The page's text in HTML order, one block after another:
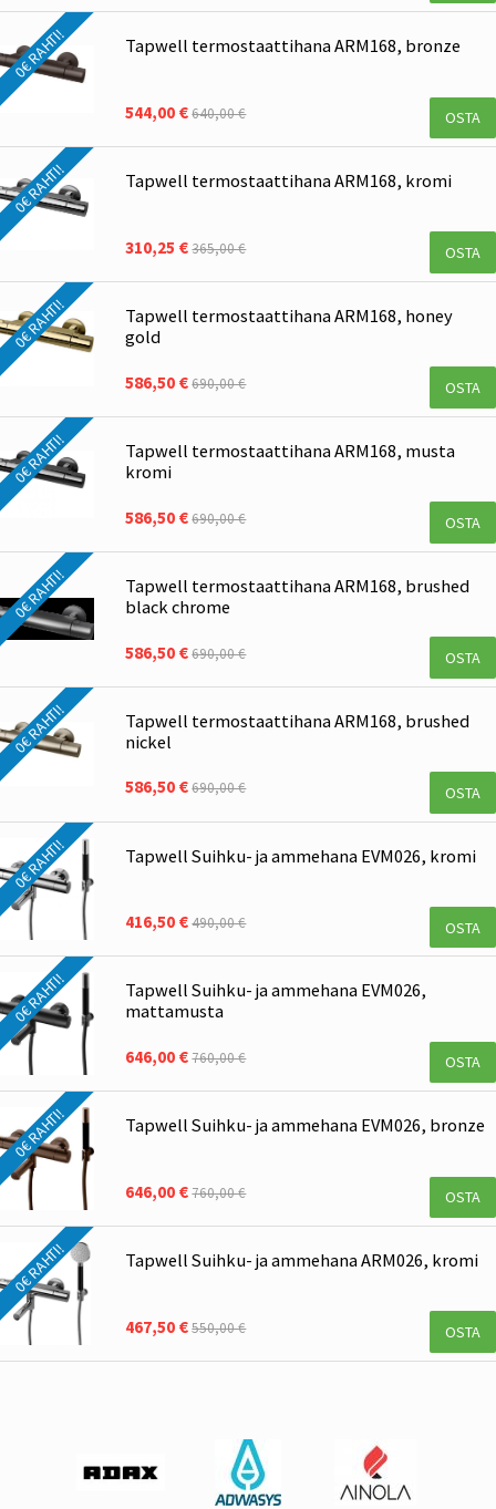
0€ RAHTI! Tapwell termostaattihana ARM168, bronze
544,00 €640,00 € OSTA
0€ RAHTI! Tapwell termostaattihana ARM168, kromi
310,25 €365,00 € OSTA
0€ RAHTI!
Tapwell termostaattihana ARM168, honey
gold
586,50 €690,00 € OSTA
0€ RAHTI!
Tapwell termostaattihana ARM168, musta
kromi
586,50 €690,00 € OSTA
0€ RAHTI!
Tapwell termostaattihana ARM168, brushed
black chrome
586,50 €690,00 € OSTA
0€ RAHTI!
Tapwell termostaattihana ARM168, brushed
nickel
586,50 €690,00 € OSTA
0€ RAHTI! Tapwell Suihku- ja ammehana EVM026, kromi
416,50 €490,00 € OSTA
0€ RAHTI!
Tapwell Suihku- ja ammehana EVM026,
mattamusta
646,00 €760,00 € OSTA
0€ RAHTI! Tapwell Suihku- ja ammehana EVM026, bronze
646,00 €760,00 € OSTA
0€ RAHTI! Tapwell Suihku- ja ammehana ARM026, kromi
467,50 €550,00 € OSTA